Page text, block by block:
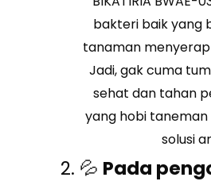
bakteri baik yang
tanaman
Jadi, gak cuma
sehat dan tahan
yang hobi
solusi
💦 Pada